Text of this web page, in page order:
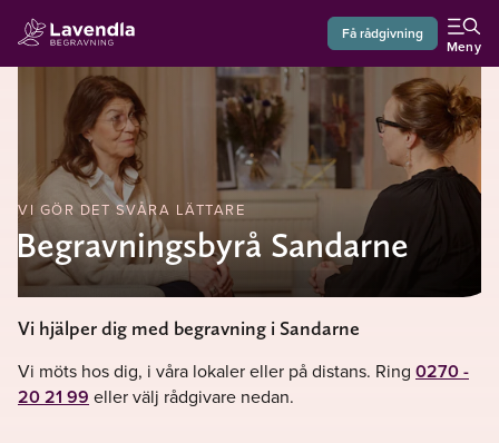
Få rådgivning
Meny
VI GÖR DET SVÅRA LÄTTARE
Begravningsbyrå Sandarne
Vi hjälper dig med begravning i Sandarne
Vi möts hos dig, i våra lokaler eller på distans. Ring 0270 -
20 21 99 eller välj rådgivare nedan.